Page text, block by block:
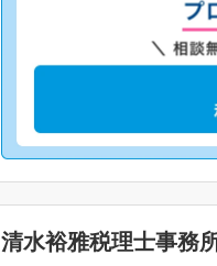
清水裕雅税理士事務